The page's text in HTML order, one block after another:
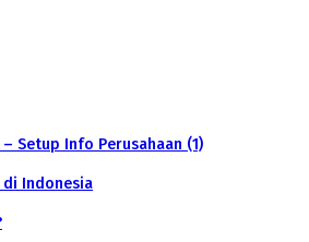
Setup Info Perusahaan (1)
di Indonesia